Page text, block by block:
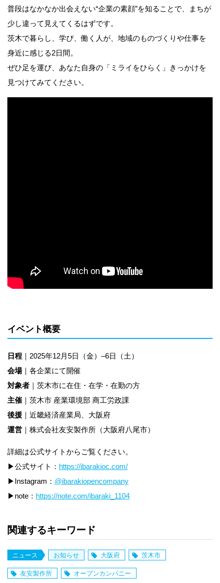
普段はなかなか出会えない“企業の素顔”を知ることで、まちが
少し違って見えてくるはずです。
茨木で暮らし、学び、働く人が、地域のものづくりや仕事を
身近に感じる2日間。
ぜひ足を運び、あなた自身の「ミライをひらく」きっかけを
見つけてみてください。
イベント概要
日程 ｜2025年12月5日（金）–6日（土）
会場｜各企業にて開催
対象者 ｜茨木市に在住・在学・在勤の方
主催 ｜茨木市 産業環境部 商工労政課
後援 ｜近畿経済産業局、大阪府
運営 ｜株式会社友安製作所（大阪府八尾市）
詳細は公式サイトからご覧ください。
▶︎公式サイト： https://ibarakioc.com/
▶︎Instagram： @ibarakiopencompany
▶︎note： https://note.com/ibaraki_1104
関連するキーワード
ニュース お知らせ 大阪府 茨木市
友安製作所 オープンカンパニー